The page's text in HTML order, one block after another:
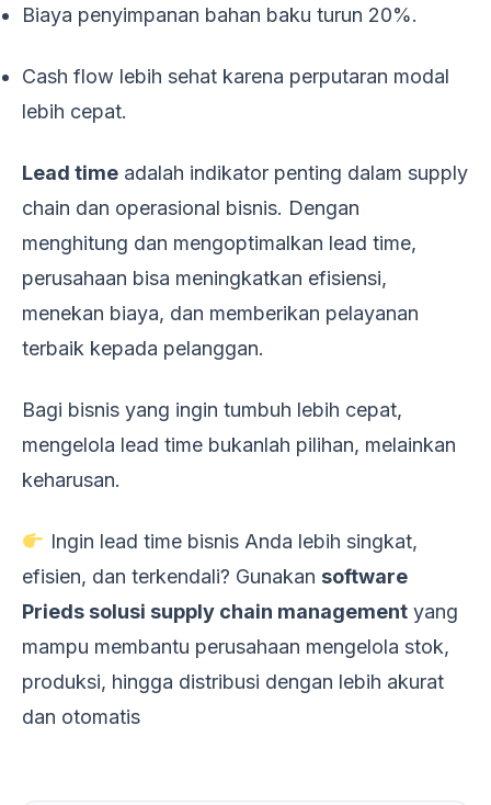
Biaya penyimpanan bahan baku turun 20%.
Cash flow lebih sehat karena perputaran modal
lebih cepat.
Lead time adalah indikator penting dalam supply
chain dan operasional bisnis. Dengan
menghitung dan mengoptimalkan lead time,
perusahaan bisa meningkatkan efisiensi,
menekan biaya, dan memberikan pelayanan
terbaik kepada pelanggan.
Bagi bisnis yang ingin tumbuh lebih cepat,
mengelola lead time bukanlah pilihan, melainkan
keharusan.
Ingin lead time bisnis Anda lebih singkat,
efisien, dan terkendali? Gunakan software
Prieds solusi supply chain management yang
mampu membantu perusahaan mengelola stok,
produksi, hingga distribusi dengan lebih akurat
dan otomatis